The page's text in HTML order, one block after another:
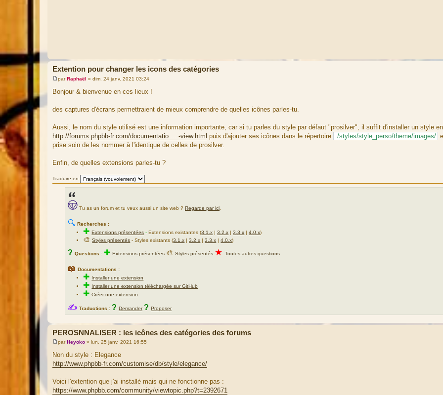
Extention pour changer les icons des catégories
M
s
g
parRaphaël » dim. 24 janv. 2021 03:24
Bonjour & bienvenue en ces lieux !
des captures d'écrans permettraient de mieux comprendre de quelles icônes parles-tu.
Aussi, le nom du style utilisé est une information importante, car si tu parles du style par défaut "prosilver", il suffit d'installer un style
http://forums.phpbb-fr.com/documentatio ... -view.html puis d'ajouter ses icônes dans le répertoire ./styles/style_perso/theme/images/
prise soin de les nommer à l'identique de celles de prosilver.
Enfin, de quelles extensions parles-tu ?
Traduire en
Tu as un forum et tu veux aussi un site web ? Regarde par ici
🔍 Recherches :
✚Extensions présentées -Extensions existantes (3.1.x |3.2.x |3.3.x |4.0.x)
🎨Styles présentés - Styles existants (3.1.x |3.2.x |3.3.x |4.0.x)
? Questions : ✚ Extensions présentées 🎨 Styles présentés ★ Toutes autres questions
📖 Documentations :
✚ Installer une extension
✚ Installer une extension téléchargée sur GitHub
✚Créer une extension
✍ Traductions : ? Demander ? Proposer
PEROSNNALISER : les icônes des catégories des forums
e
s
s
e
par Heyoko » lun. 25 janv. 2021 16:55
Non du style : Elegance
http://www.phpbb-fr.com/customise/db/style/elegance/
Voici l'extention que j'ai installé mais qui ne fonctionne pas :
https://www.phpbb.com/community/viewtopic.php?t=2392671